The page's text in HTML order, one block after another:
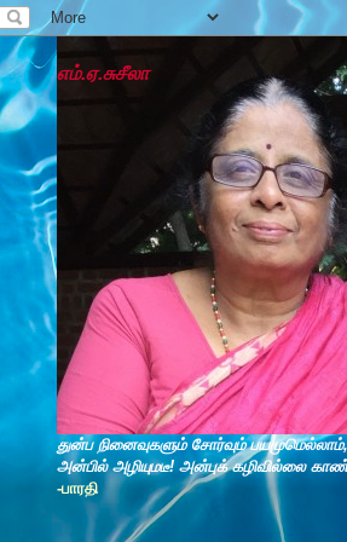
எம்.ஏ.சுசீலா
துன்ப நினைவுகளும் சோர்வும் பயமுமெல்லாம்,
அன்பில் அழியுமடீ! அன்புக் கழிவில்லை காண்
-பாரதி